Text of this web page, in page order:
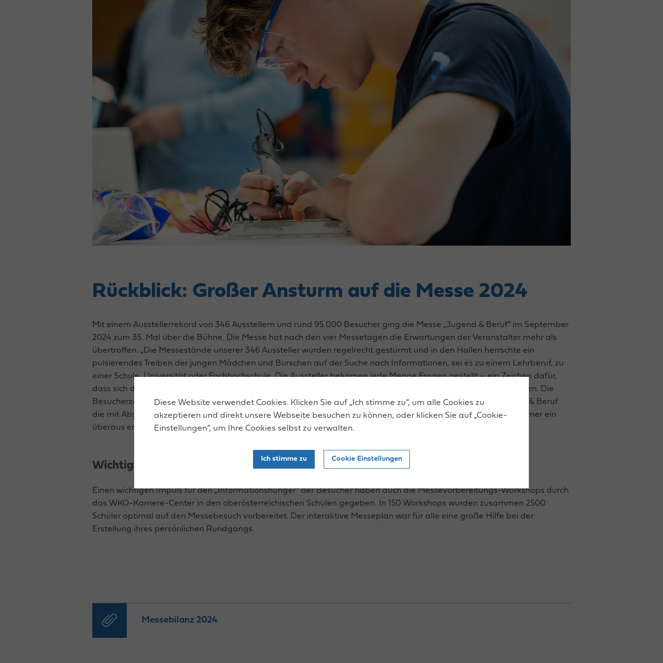
Rückblick: Großer Ansturm auf die Messe 2024
Mit einem Ausstellerrekord von 346 Ausstellern und rund 95.000 Besucher ging die Messe „Jugend & Beruf“ im September
2024 zum 35. Mal über die Bühne. Die Messe hat nach den vier Messetagen die Erwartungen der Veranstalter mehr als
übertroffen. „Die Messestände unserer 346 Aussteller wurden regelrecht gestürmt und in den Hallen herrschte ein
pulsierendes Treiben der jungen Mädchen und Burschen auf der Suche nach Informationen, sei es zu einem Lehrberuf, zu
einer Schule, Universität oder Fachhochschule. Die Aussteller bekamen jede Menge Fragen gestellt – ein Zeichen dafür,
dass sich die Jugendlichen mit ihren künftigen Berufs- und Ausbildungsmöglichkeiten intensiv auseinandersetzen. Die
Besucherzahlen in Präsenzform und auf der parallel angebotenen DIGI Messe haben gezeigt, dass die Jugend & Beruf
die mit Abstand wichtigste Informationsquelle für unsere Jugendlichen ist.“, zieht WKOÖ-Präsidentin Doris Hummer ein
überaus erfreuliches Resümee.
Wichtiger Impuls für die Messe
Einen wichtigen Impuls für den „Informationshunger“ der Besucher haben auch die Messevorbereitungs-Workshops durch
das WKO-Karriere-Center in den oberösterreichischen Schulen gegeben. In 150 Workshops wurden zusammen 2500
Schüler optimal auf den Messebesuch vorbereitet. Der interaktive Messeplan war für alle eine große Hilfe bei der
Erstellung ihres persönlichen Rundgangs.
Messebilanz 2024
Diese Website verwendet Cookies. Klicken Sie auf „Ich stimme zu“, um alle Cookies zu
akzeptieren und direkt unsere Webseite besuchen zu können, oder klicken Sie auf „Cookie-
Einstellungen“, um Ihre Cookies selbst zu verwalten.
Ich stimme zu Cookie Einstellungen